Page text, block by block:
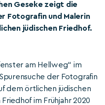
Geseke zeigt die
Fotografin und Malerin
jüdischen Friedhof.
am Hellweg“ im
der Fotografin
dem örtlichen jüdischen
im Frühjahr 2020